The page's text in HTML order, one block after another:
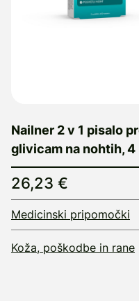
Nailner 2 v 1 pisalo
glivicam na nohtih, 4
26,23 €
Medicinski pripomočki
Koža, poškodbe in rane